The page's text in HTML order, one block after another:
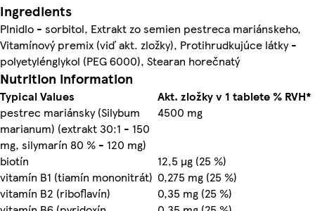
Ingredients
Plnidlo - sorbitol, Extrakt zo semien pestreca mariánskeho,
Vitamínový premix (viď akt. zložky), Protihrudkujúce látky -
polyetylénglykol (PEG 6000), Stearan horečnatý
Nutrition information
Typical Values
Akt. zložky v 1 tablete % RVH*
pestrec mariánsky (Silybum
marianum) (extrakt 30:1 - 150
mg, silymarín 80 % - 120 mg)
4500 mg
biotín
12,5 µg (25 %)
vitamín B1 (tiamín mononitrát) 0,275 mg (25 %)
vitamín B2 (riboflavín)
0,35 mg (25 %)